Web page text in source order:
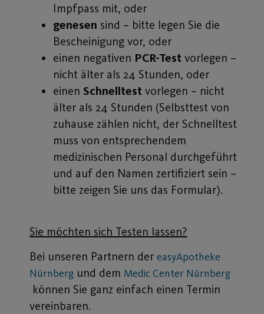
Impfpass mit, oder
genesen sind – bitte legen Sie die
Bescheinigung vor, oder
einen negativen PCR-Test vorlegen –
nicht älter als 24 Stunden, oder
einen Schnelltest vorlegen – nicht
älter als 24 Stunden (Selbsttest von
zuhause zählen nicht, der Schnelltest
muss von entsprechendem
medizinischen Personal durchgeführt
und auf den Namen zertifiziert sein –
bitte zeigen Sie uns das Formular).
Sie möchten sich Testen lassen?
Bei unseren Partnern der easyApotheke
Nürnberg und dem Medic Center Nürnberg
können Sie ganz einfach einen Termin
vereinbaren.